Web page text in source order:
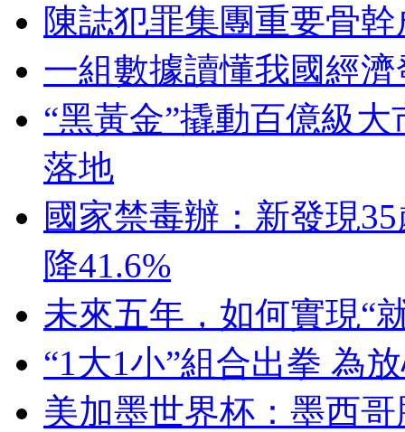
陳誌犯罪集團重要骨
一組數據讀懂我國經
“黑黃金”撬動百億級
落地
國家禁毒辦：新發現
降41.6%
未來五年，如何實現“
“1大1小”組合出拳 為
美加墨世界杯：墨西